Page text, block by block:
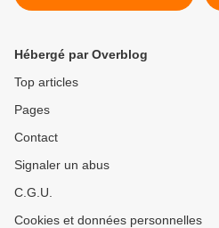
Roms à Saint-Denis
Hébergé par Overblog
Top articles
Pages
Contact
Signaler un abus
C.G.U.
Cookies et données personnelles